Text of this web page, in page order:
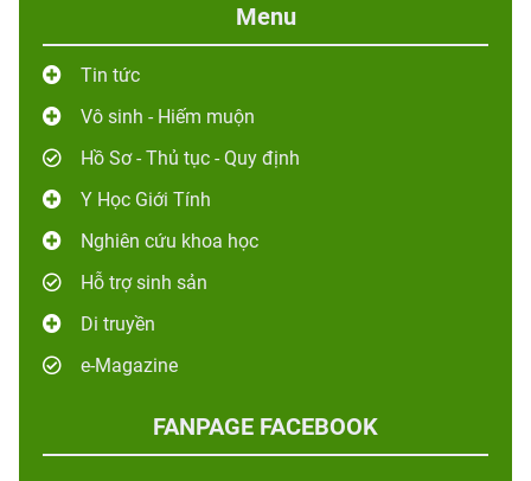
Menu
Tin tức
Vô sinh - Hiếm muộn
Hồ Sơ - Thủ tục - Quy định
Y Học Giới Tính
Nghiên cứu khoa học
Hỗ trợ sinh sản
Di truyền
e-Magazine
FANPAGE FACEBOOK